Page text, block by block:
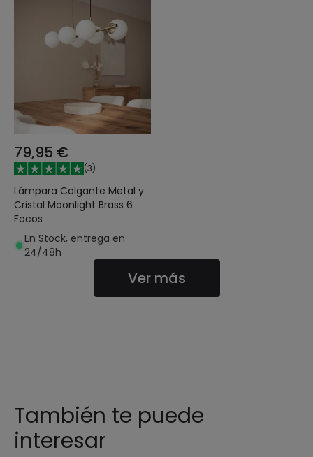
79,95 €
(3)
Lámpara Colgante Metal y
Cristal Moonlight Brass 6
Focos
En Stock, entrega en
24/48h
Ver más
También te puede
interesar